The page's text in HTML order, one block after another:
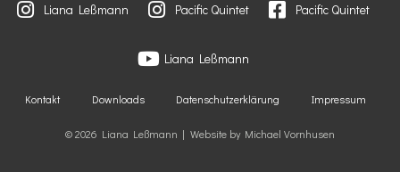
Liana Leßmann Pacific Quintet Pacific Quintet
Liana Leßmann
Kontakt Downloads Datenschutzerklärung Impressum
© 2026 Liana Leßmann | Website by Michael Vornhusen